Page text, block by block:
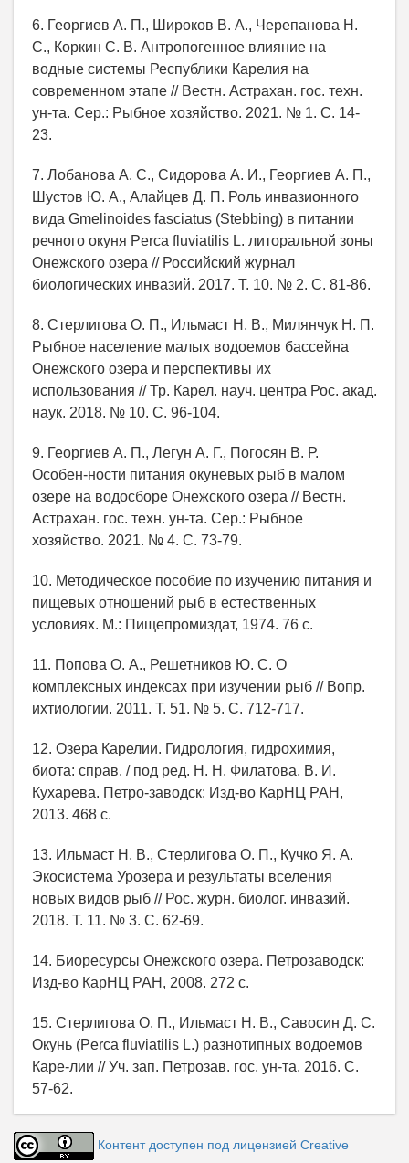
6. Георгиев А. П., Широков В. А., Черепанова Н.
С., Коркин С. В. Антропогенное влияние на
водные системы Республики Карелия на
современном этапе // Вестн. Астрахан. гос. техн.
ун-та. Сер.: Рыбное хозяйство. 2021. № 1. С. 14-
23.
7. Лобанова А. С., Сидорова А. И., Георгиев А. П.,
Шустов Ю. А., Алайцев Д. П. Роль инвазионного
вида Gmelinoides fasciatus (Stebbing) в питании
речного окуня Perca fluviatilis L. литоральной зоны
Онежского озера // Российский журнал
биологических инвазий. 2017. Т. 10. № 2. С. 81-86.
8. Стерлигова О. П., Ильмаст Н. В., Милянчук Н. П.
Рыбное население малых водоемов бассейна
Онежского озера и перспективы их
использования // Тр. Карел. науч. центра Рос. акад.
наук. 2018. № 10. С. 96-104.
9. Георгиев А. П., Легун А. Г., Погосян В. Р.
Особен-ности питания окуневых рыб в малом
озере на водосборе Онежского озера // Вестн.
Астрахан. гос. техн. ун-та. Сер.: Рыбное
хозяйство. 2021. № 4. С. 73-79.
10. Методическое пособие по изучению питания и
пищевых отношений рыб в естественных
условиях. М.: Пищепромиздат, 1974. 76 с.
11. Попова О. А., Решетников Ю. С. О
комплексных индексах при изучении рыб // Вопр.
ихтиологии. 2011. Т. 51. № 5. С. 712-717.
12. Озера Карелии. Гидрология, гидрохимия,
биота: справ. / под ред. Н. Н. Филатова, В. И.
Кухарева. Петро-заводск: Изд-во КарНЦ РАН,
2013. 468 с.
13. Ильмаст Н. В., Стерлигова О. П., Кучко Я. А.
Экосистема Урозера и результаты вселения
новых видов рыб // Рос. журн. биолог. инвазий.
2018. Т. 11. № 3. С. 62-69.
14. Биоресурсы Онежского озера. Петрозаводск:
Изд-во КарНЦ РАН, 2008. 272 с.
15. Стерлигова О. П., Ильмаст Н. В., Савосин Д. С.
Окунь (Perca fluviatilis L.) разнотипных водоемов
Каре-лии // Уч. зап. Петрозав. гос. ун-та. 2016. С.
57-62.
Контент доступен под лицензией Creative